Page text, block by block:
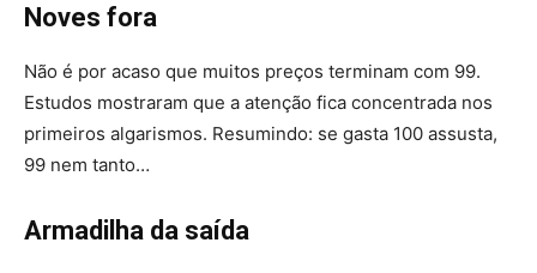
Noves fora
Não é por acaso que muitos preços terminam com 99.
Estudos mostraram que a atenção fica concentrada nos
primeiros algarismos. Resumindo: se gasta 100 assusta,
99 nem tanto…
Armadilha da saída